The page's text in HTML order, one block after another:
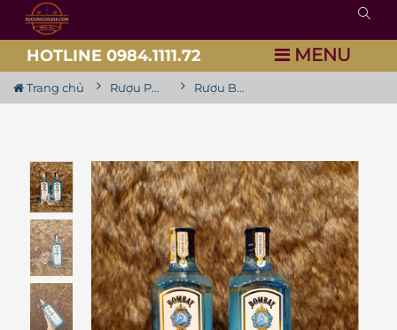
HOTLINE 0984.1111.72 MENU
Trang chủ Rượu Pha Chế Rượu Bombay Sapphire